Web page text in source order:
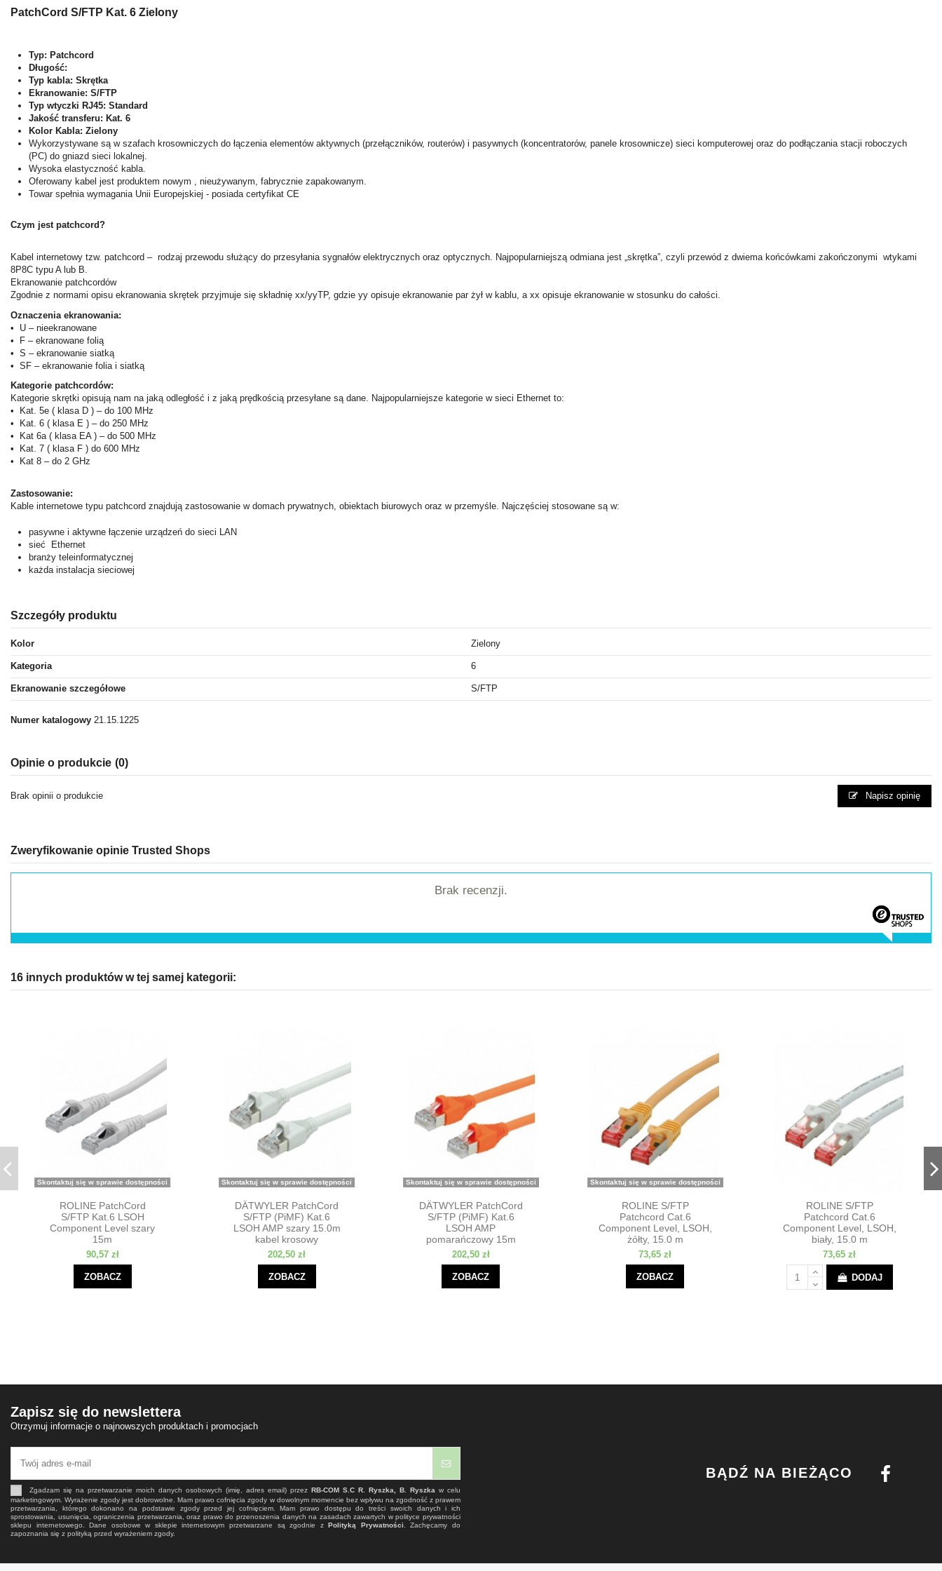
PatchCord S/FTP Kat. 6 Zielony
Typ: Patchcord
Długość:
Typ kabla: Skrętka
Ekranowanie: S/FTP
Typ wtyczki RJ45: Standard
Jakość transferu: Kat. 6
Kolor Kabla: Zielony
Wykorzystywane są w szafach krosowniczych do łączenia elementów aktywnych (przełączników, routerów) i pasywnych (koncentratorów, panele krosownicze) sieci komputerowej oraz do podłączania stacji roboczych
(PC) do gniazd sieci lokalnej.
Wysoka elastyczność kabla.
Oferowany kabel jest produktem nowym , nieużywanym, fabrycznie zapakowanym.
Towar spełnia wymagania Unii Europejskiej - posiada certyfikat CE
Czym jest patchcord?
Kabel internetowy tzw. patchcord – rodzaj przewodu służący do przesyłania sygnałów elektrycznych oraz optycznych. Najpopularniejszą odmiana jest „skrętka”, czyli przewód z dwiema końcówkami zakończonymi wtykami
8P8C typu A lub B.
Ekranowanie patchcordów
Zgodnie z normami opisu ekranowania skrętek przyjmuje się składnię xx/yyTP, gdzie yy opisuje ekranowanie par żył w kablu, a xx opisuje ekranowanie w stosunku do całości.
Oznaczenia ekranowania:
• U – nieekranowane
• F – ekranowane folią
• S – ekranowanie siatką
• SF – ekranowanie folia i siatką
Kategorie patchcordów:
Kategorie skrętki opisują nam na jaką odległość i z jaką prędkością przesyłane są dane. Najpopularniejsze kategorie w sieci Ethernet to:
• Kat. 5e ( klasa D ) – do 100 MHz
• Kat. 6 ( klasa E ) – do 250 MHz
• Kat 6a ( klasa EA ) – do 500 MHz
• Kat. 7 ( klasa F ) do 600 MHz
• Kat 8 – do 2 GHz
Zastosowanie:
Kable internetowe typu patchcord znajdują zastosowanie w domach prywatnych, obiektach biurowych oraz w przemyśle. Najczęściej stosowane są w:
pasywne i aktywne łączenie urządzeń do sieci LAN
sieć Ethernet
branży teleinformatycznej
każda instalacja sieciowej
Szczegóły produktu
Kolor Zielony
Kategoria 6
Ekranowanie szczegółowe S/FTP
Numer katalogowy 21.15.1225
Opinie o produkcie (0)
Brak opinii o produkcie Napisz opinię
Zweryfikowanie opinie Trusted Shops
Brak recenzji.
16 innych produktów w tej samej kategorii:
Skontaktuj się w sprawie dostępności
ROLINE PatchCord
S/FTP Kat.6 LSOH
Component Level szary
15m
90,57 zł
ZOBACZ
Skontaktuj się w sprawie dostępności
DÄTWYLER PatchCord
S/FTP (PiMF) Kat.6
LSOH AMP szary 15.0m
kabel krosowy
202,50 zł
ZOBACZ
Skontaktuj się w sprawie dostępności
DÄTWYLER PatchCord
S/FTP (PiMF) Kat.6
LSOH AMP
pomarańczowy 15m
202,50 zł
ZOBACZ
Skontaktuj się w sprawie dostępności
ROLINE S/FTP
Patchcord Cat.6
Component Level, LSOH,
żółty, 15.0 m
73,65 zł
ZOBACZ
ROLINE S/FTP
Patchcord Cat.6
Component Level, LSOH,
biały, 15.0 m
73,65 zł
DODAJ
Zapisz się do newslettera
Otrzymuj informacje o najnowszych produktach i promocjach
Zgadzam się na przetwarzanie moich danych osobowych (imię, adres email) przezRB-COM S.C R. Ryszka, B. Ryszka w celu
marketingowym. Wyrażenie zgody jest dobrowolne. Mam prawo cofnięcia zgody w dowolnym momencie bez wpływu na zgodność z prawem
przetwarzania, którego dokonano na podstawie zgody przed jej cofnięciem. Mam prawo dostępu do treści swoich danych i ich
sprostowania, usunięcia, ograniczenia przetwarzania, oraz prawo do przenoszenia danych na zasadach zawartych w polityce prywatności
sklepu internetowego. Dane osobowe w sklepie internetowym przetwarzane są zgodnie zPolityką Prywatności . Zachęcamy do
zapoznania się z polityką przed wyrażeniem zgody.
BĄDŹ NA BIEŻĄCO